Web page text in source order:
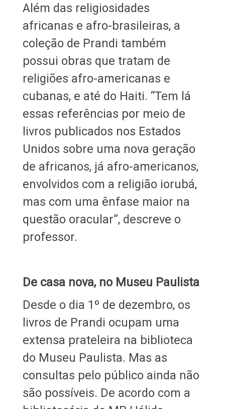
Além das religiosidades
africanas e afro-brasileiras, a
coleção de Prandi também
possui obras que tratam de
religiões afro-americanas e
cubanas, e até do Haiti. “Tem lá
essas referências por meio de
livros publicados nos Estados
Unidos sobre uma nova geração
de africanos, já afro-americanos,
envolvidos com a religião iorubá,
mas com uma ênfase maior na
questão oracular”, descreve o
professor.
De casa nova, no Museu Paulista
Desde o dia 1º de dezembro, os
livros de Prandi ocupam uma
extensa prateleira na biblioteca
do Museu Paulista. Mas as
consultas pelo público ainda não
são possíveis. De acordo com a